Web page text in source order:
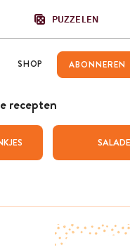
PUZZELEN
SHOP ABONNEREN
recepten